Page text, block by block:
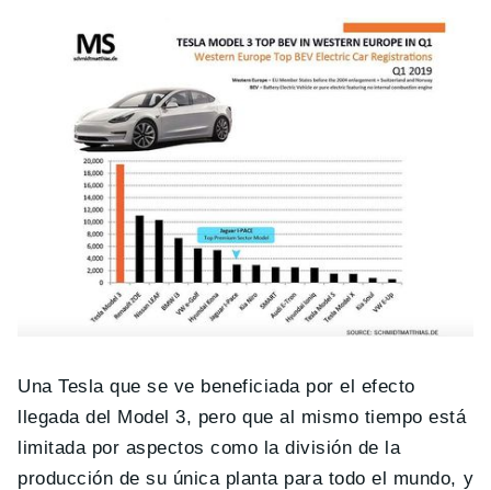
Una Tesla que se ve beneficiada por el efecto
llegada del Model 3, pero que al mismo tiempo está
limitada por aspectos como la división de la
producción de su única planta para todo el mundo, y